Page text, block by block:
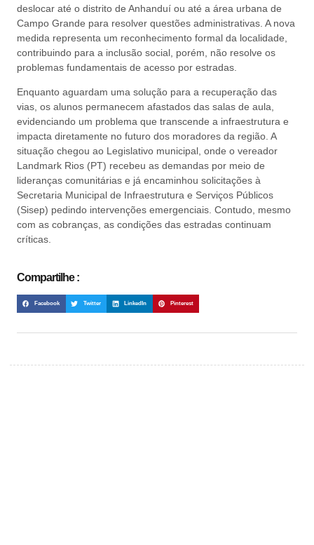
deslocar até o distrito de Anhanduí ou até a área urbana de
Campo Grande para resolver questões administrativas. A nova
medida representa um reconhecimento formal da localidade,
contribuindo para a inclusão social, porém, não resolve os
problemas fundamentais de acesso por estradas.
Enquanto aguardam uma solução para a recuperação das
vias, os alunos permanecem afastados das salas de aula,
evidenciando um problema que transcende a infraestrutura e
impacta diretamente no futuro dos moradores da região. A
situação chegou ao Legislativo municipal, onde o vereador
Landmark Rios (PT) recebeu as demandas por meio de
lideranças comunitárias e já encaminhou solicitações à
Secretaria Municipal de Infraestrutura e Serviços Públicos
(Sisep) pedindo intervenções emergenciais. Contudo, mesmo
com as cobranças, as condições das estradas continuam
críticas.
Compartilhe :
Facebook Twitter LinkedIn Pinterest